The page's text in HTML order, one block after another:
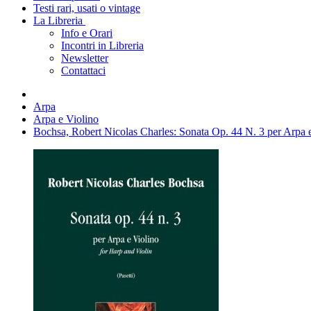
Testi rari, usati o vintage
La Libreria
Info e Orari
Incontri in Libreria
Newsletter
Contattaci
Arpa
Arpa e Violino
Bochsa, Robert Nicolas Charles: Sonata Op. 44 N. 3 per Arpa